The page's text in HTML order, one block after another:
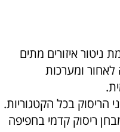
ניטור איזורים מתים
ומערכות
הריסוק בכל הקטגוריות.
ריסוק קדמי בחפיפה